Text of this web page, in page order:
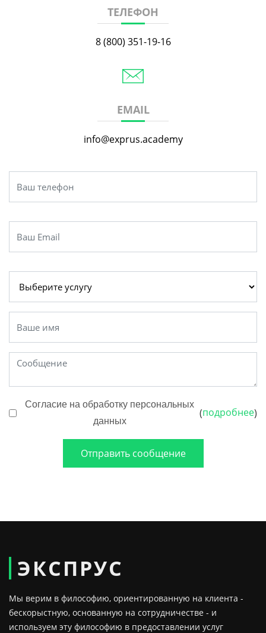
ТЕЛЕФОН
8 (800) 351-19-16
EMAIL
info@exprus.academy
Согласие на обработку персональных
данных
(подробнее)
Отправить сообщение
ЭКСПРУС
Мы верим в философию, ориентированную на клиента -
бескорыстную, основанную на сотрудничестве - и
используем эту философию в предоставлении услуг